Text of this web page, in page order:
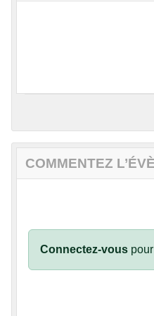
COMMENTEZ
Connectez-vous